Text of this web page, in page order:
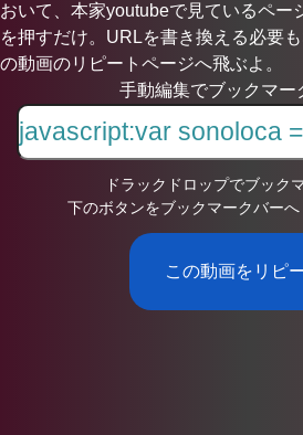
おいて、本家youtubeで見ているペー
を押すだけ。URLを書き換える必要
の動画のリピートページへ飛ぶよ。
手動編集でブックマー
ドラックドロップでブック
下のボタンをブックマークバー
この動画をリピ